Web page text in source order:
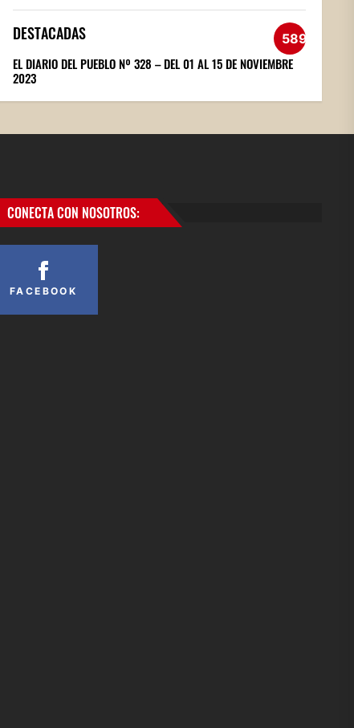
DESTACADAS 589
EL DIARIO DEL PUEBLO Nº 328 – DEL 01 AL 15 DE NOVIEMBRE
2023
CONECTA CON NOSOTROS:
FACEBOOK